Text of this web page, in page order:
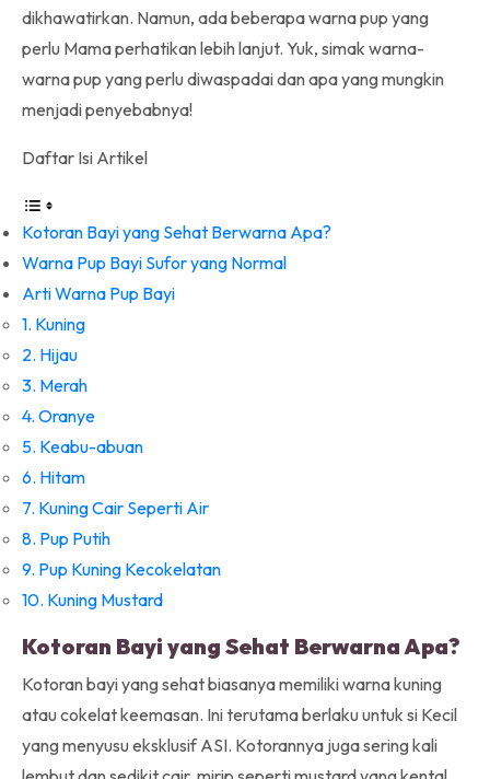
dikhawatirkan. Namun, ada beberapa warna pup yang
perlu Mama perhatikan lebih lanjut. Yuk, simak warna-
warna pup yang perlu diwaspadai dan apa yang mungkin
menjadi penyebabnya!
Daftar Isi Artikel
Kotoran Bayi yang Sehat Berwarna Apa?
Warna Pup Bayi Sufor yang Normal
Arti Warna Pup Bayi
1. Kuning
2. Hijau
3. Merah
4. Oranye
5. Keabu-abuan
6. Hitam
7. Kuning Cair Seperti Air
8. Pup Putih
9. Pup Kuning Kecokelatan
10. Kuning Mustard
Kotoran Bayi yang Sehat Berwarna Apa?
Kotoran bayi yang sehat biasanya memiliki warna kuning
atau cokelat keemasan. Ini terutama berlaku untuk si Kecil
yang menyusu eksklusif ASI. Kotorannya juga sering kali